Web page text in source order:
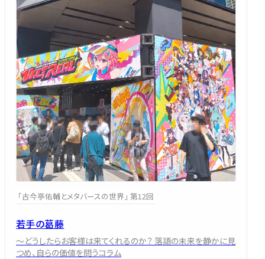
「古今亭佑輔とメタバースの世界」 第12回
若手の葛藤
～どうしたらお客様は来てくれるのか？ 落語の未来を静かに見
つめ、自らの価値を問うコラム